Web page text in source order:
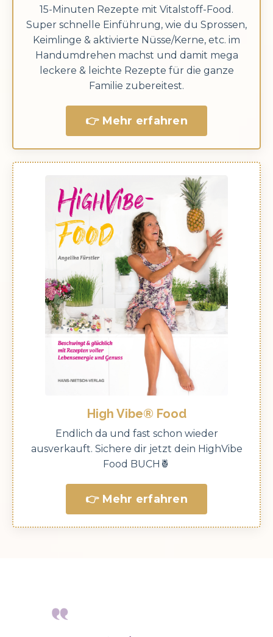
15-Minuten Rezepte mit Vitalstoff-Food.
Super schnelle Einführung, wie du Sprossen,
Keimlinge & aktivierte Nüsse/Kerne, etc. im
Handumdrehen machst und damit mega
leckere & leichte Rezepte für die ganze
Familie zubereitest.
👉 Mehr erfahren
High Vibe® Food
Endlich da und fast schon wieder
ausverkauft. Sichere dir jetzt dein HighVibe
Food BUCH🍍
👉 Mehr erfahren